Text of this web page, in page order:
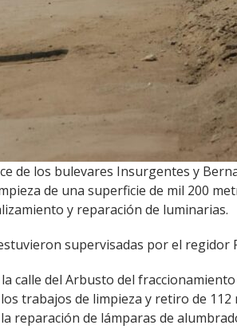
de los bulevares Insurgentes y
de una superficie de mil 200
y reparación de luminarias.
supervisadas por el
calle del Arbusto del
trabajos de limpieza y retiro de
reparación de lámparas de